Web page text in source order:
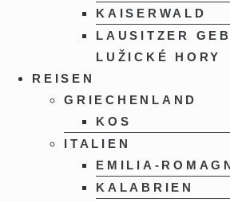
KAISERWALD
LAUSITZER
LUŽICKÉ HORY
REISEN
GRIECHENLAND
KOS
ITALIEN
EMILIA-
KALABRIEN